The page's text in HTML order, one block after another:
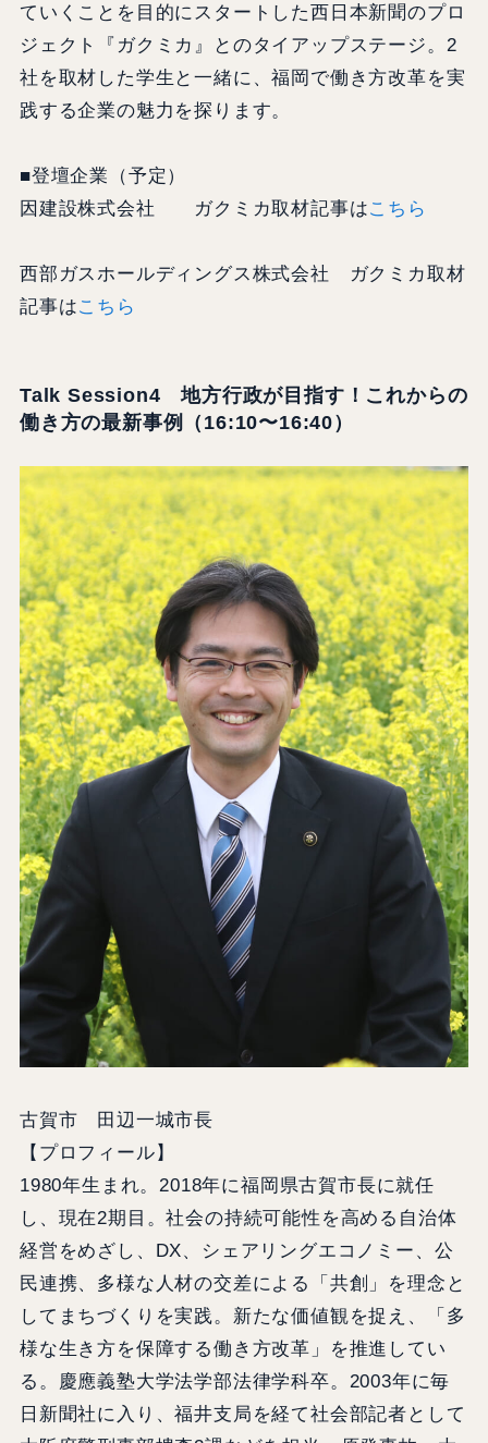
ていくことを目的にスタートした西日本新聞のプロ
ジェクト『ガクミカ』とのタイアップステージ。2
社を取材した学生と一緒に、福岡で働き方改革を実
践する企業の魅力を探ります。
■登壇企業（予定）
因建設株式会社 ガクミカ取材記事はこちら
西部ガスホールディングス株式会社 ガクミカ取材
記事はこちら
Talk Session4 地方行政が目指す！これからの
働き方の最新事例（16:10〜16:40）
古賀市 田辺一城市長
【プロフィール】
1980年生まれ。2018年に福岡県古賀市長に就任
し、現在2期目。社会の持続可能性を高める自治体
経営をめざし、DX、シェアリングエコノミー、公
民連携、多様な人材の交差による「共創」を理念と
してまちづくりを実践。新たな価値観を捉え、「多
様な生き方を保障する働き方改革」を推進してい
る。慶應義塾大学法学部法律学科卒。2003年に毎
日新聞社に入り、福井支局を経て社会部記者として